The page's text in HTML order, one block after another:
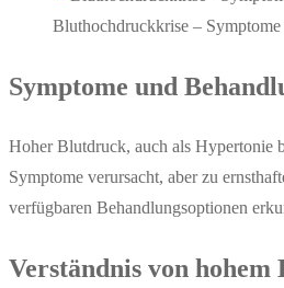
Bluthochdruckkrise –
Symptome und
Hoher Blutdruck, auch als Hypertonie
Symptome verursacht, aber zu
verfügbaren Behandlungsoptionen
Verständnis von